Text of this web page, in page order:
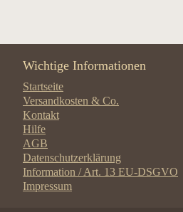
Wichtige Informationen
Startseite
Versandkosten & Co.
Kontakt
Hilfe
AGB
Datenschutzerklärung
Information / Art. 13 EU-DSGVO
Impressum